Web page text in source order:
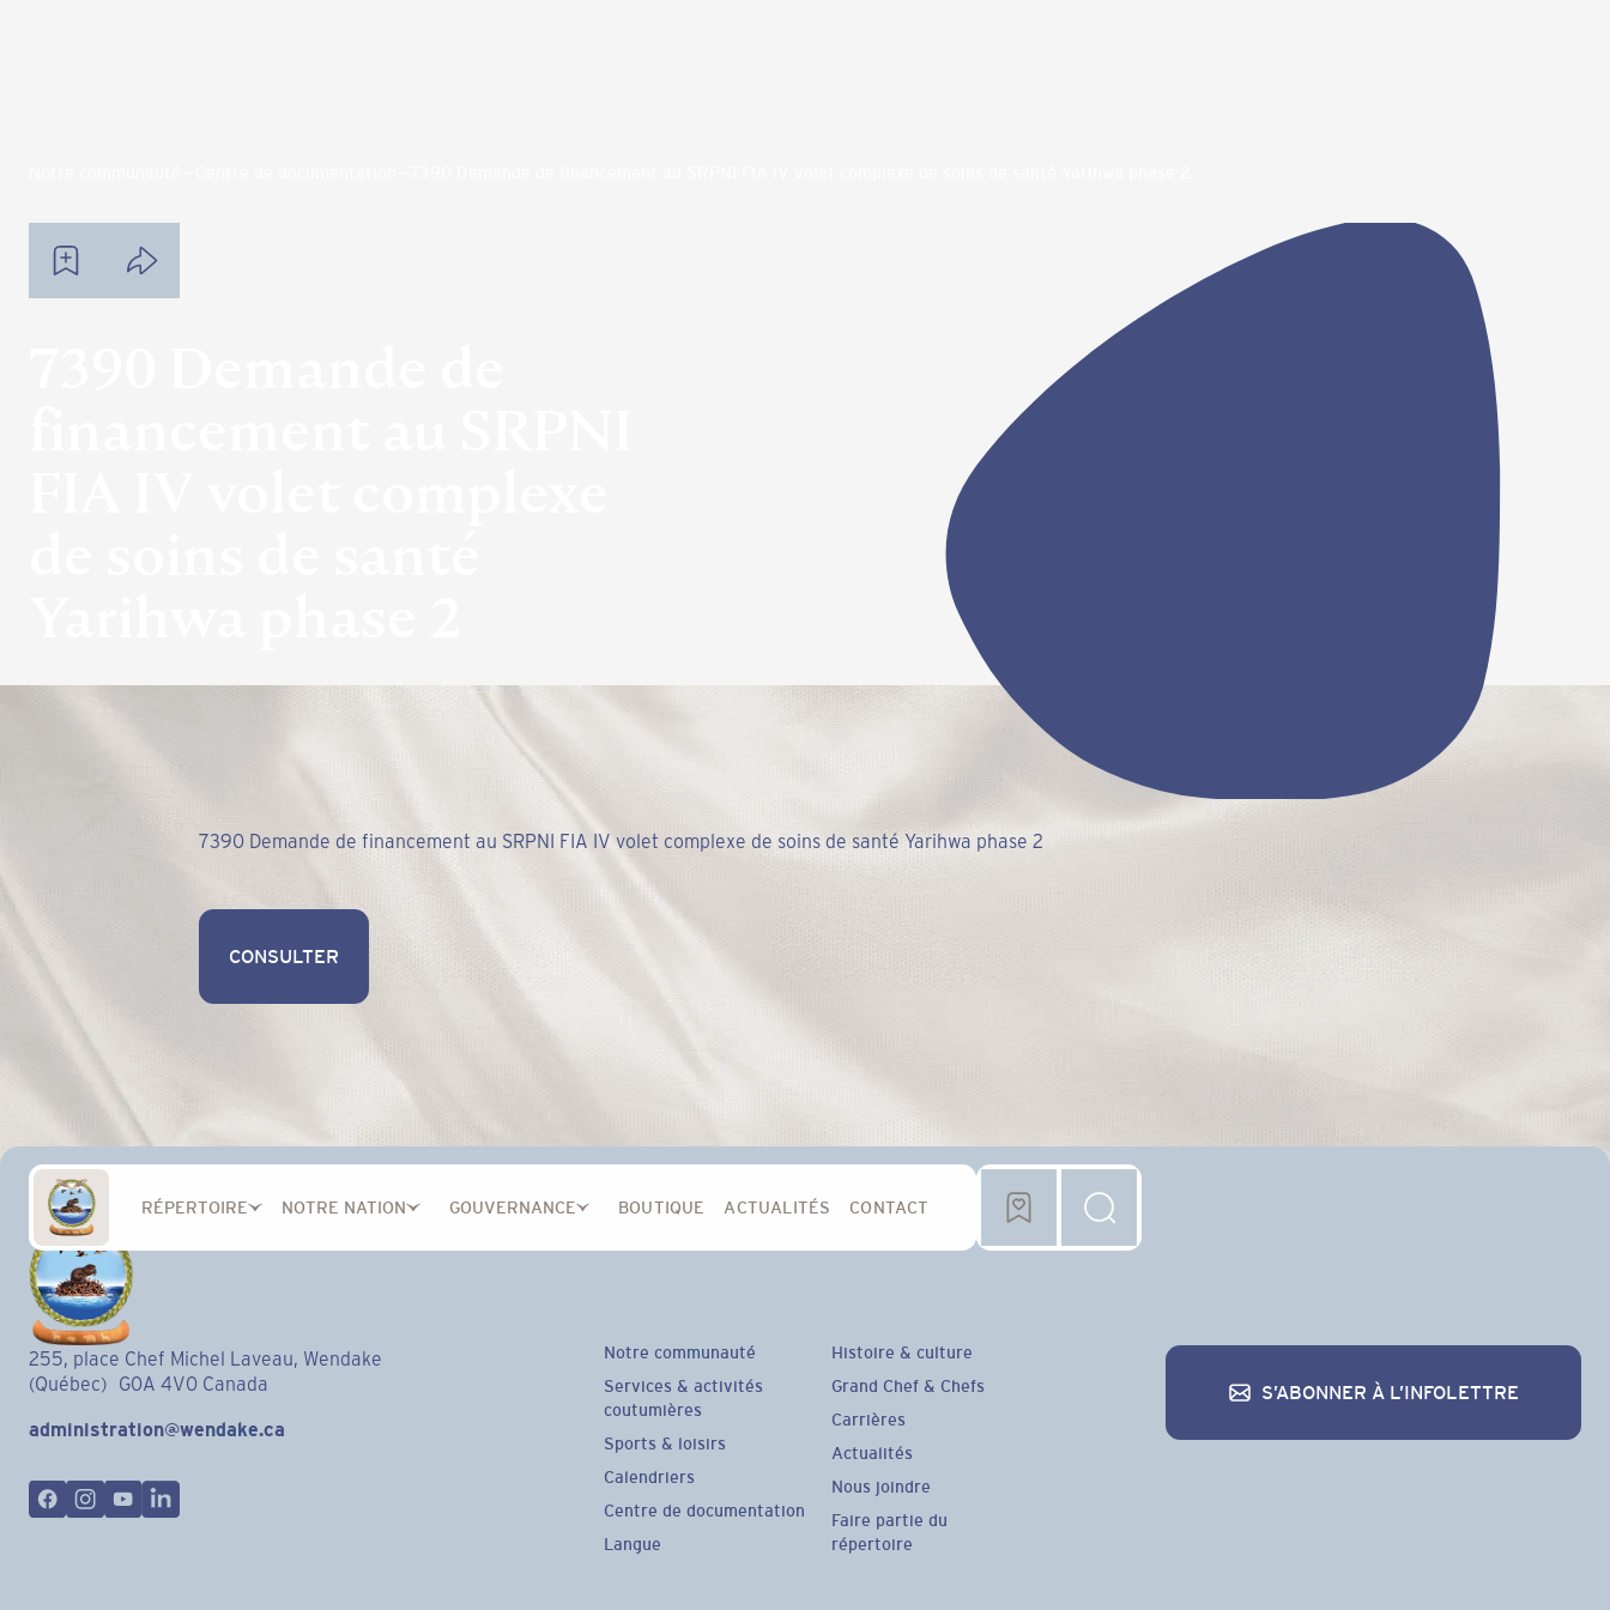
7390 Demande de financement au SRPNI FIA IV volet complexe de soins de santé Yarihwa phase 2
CONSULTER
CONSULTER
RÉPERTOIRE NOTRE NATION GOUVERNANCE BOUTIQUE ACTUALITÉS CONTACT
255, place Chef Michel Laveau, Wendake
(Québec) G0A 4V0 Canada
administration@wendake.ca
Notre communauté
Services & activités
coutumières
Sports & loisirs
Calendriers
Centre de documentation
Langue
Histoire & culture
Grand Chef & Chefs
Carrières
Actualités
Nous joindre
Faire partie du
répertoire
S’ABONNER À L’INFOLETTRE
S’abonner à l’infolettre